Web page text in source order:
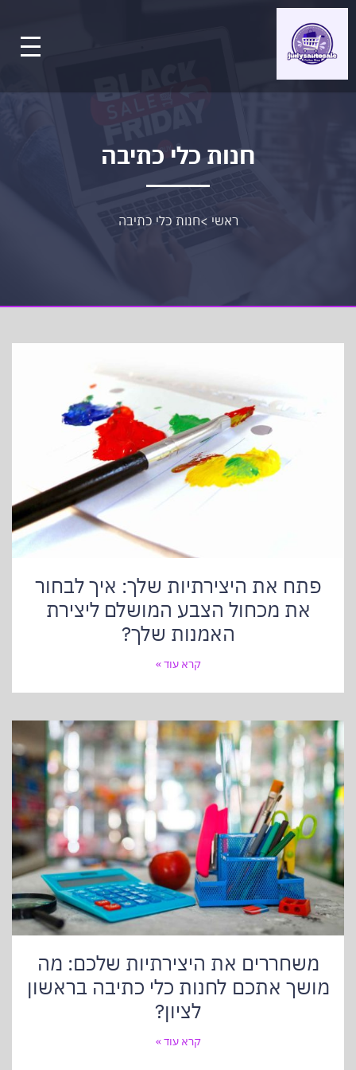
חנות כלי כתיבה
ראשי >חנות כלי כתיבה
פתח את היצירתיות שלך: איך לבחור
את מכחול הצבע המושלם ליצירת
האמנות שלך?
קרא עוד »
משחררים את היצירתיות שלכם: מה
מושך אתכם לחנות כלי כתיבה בראשון
לציון?
קרא עוד »